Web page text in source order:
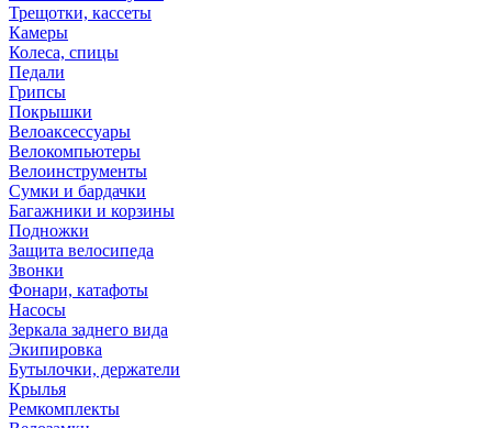
Трещотки, кассеты
Камеры
Колеса, спицы
Педали
Грипсы
Покрышки
Велоаксессуары
Велокомпьютеры
Велоинструменты
Сумки и бардачки
Багажники и корзины
Подножки
Защита велосипеда
Звонки
Фонари, катафоты
Насосы
Зеркала заднего вида
Экипировка
Бутылочки, держатели
Крылья
Ремкомплекты